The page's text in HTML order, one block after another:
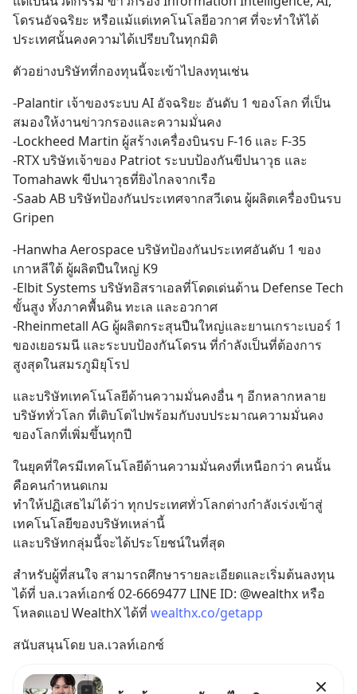
โดรนอัจฉริยะ หรือแม้แต่เทคโนโลยีอวกาศ ที่จะทำให้ได้
ประเทศนั้นคงความได้เปรียบในทุกมิติ
ตัวอย่างบริษัทที่กองทุนนี้จะเข้าไปลงทุนเช่น
-Palantir เจ้าของระบบ AI อัจฉริยะ อันดับ 1 ของโลก ที่เป็น
สมองให้งานข่าวกรองและความมั่นคง
-Lockheed Martin ผู้สร้างเครื่องบินรบ F-16 และ F-35
-RTX บริษัทเจ้าของ Patriot ระบบป้องกันขีปนาวุธ และ
Tomahawk ขีปนาวุธที่ยิงไกลจากเรือ
-Saab AB บริษัทป้องกันประเทศจากสวีเดน ผู้ผลิตเครื่องบินรบ
Gripen
-Hanwha Aerospace บริษัทป้องกันประเทศอันดับ 1 ของ
เกาหลีใต้ ผู้ผลิตปืนใหญ่ K9
-Elbit Systems บริษัทอิสราเอลที่โดดเด่นด้าน Defense Tech
ขั้นสูง ทั้งภาคพื้นดิน ทะเล และอวกาศ
-Rheinmetall AG ผู้ผลิตกระสุนปืนใหญ่และยานเกราะเบอร์ 1
ของเยอรมนี และระบบป้องกันโดรน ที่กำลังเป็นที่ต้องการ
สูงสุดในสมรภูมิยุโรป
และบริษัทเทคโนโลยีด้านความมั่นคงอื่น ๆ อีกหลากหลาย
บริษัททั่วโลก ที่เติบโตไปพร้อมกับงบประมาณความมั่นคง
ของโลกที่เพิ่มขึ้นทุกปี
ในยุคที่ใครมีเทคโนโลยีด้านความมั่นคงที่เหนือกว่า คนนั้น
คือคนกำหนดเกม
ทำให้ปฏิเสธไม่ได้ว่า ทุกประเทศทั่วโลกต่างกำลังเร่งเข้าสู่
เทคโนโลยีของบริษัทเหล่านี้
และบริษัทกลุ่มนี้จะได้ประโยชน์ในที่สุด
สำหรับผู้ที่สนใจ สามารถศึกษารายละเอียดและเริ่มต้นลงทุน
ได้ที่ บล.เวลท์เอกซ์ 02-6669477 LINE ID: @wealthx หรือ
โหลดแอป WealthX ได้ที่ wealthx.co/getapp
สนับสนุนโดย บล.เวลท์เอกซ์